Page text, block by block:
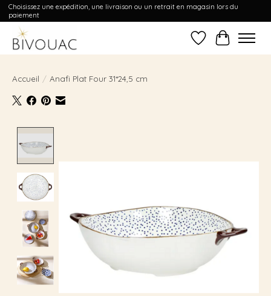
Choisissez une expédition, une livraison ou un retrait en magasin lors du
paiement
Liste dePanier
Accueil / Anafi Plat Four 31*24,5 cm